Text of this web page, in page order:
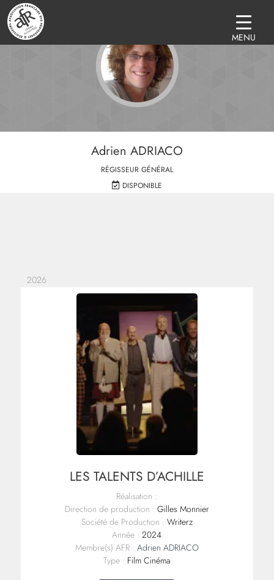
Adrien ADRIACO
RÉGISSEUR GÉNÉRAL
DISPONIBLE
2026
LES TALENTS D’ACHILLE
Réalisation :
Direction de production : Gilles Monnier
Société de Production : Writerz
Année : 2024
Membre(s) AFR : Adrien ADRIACO
Type : Film Cinéma
MENU